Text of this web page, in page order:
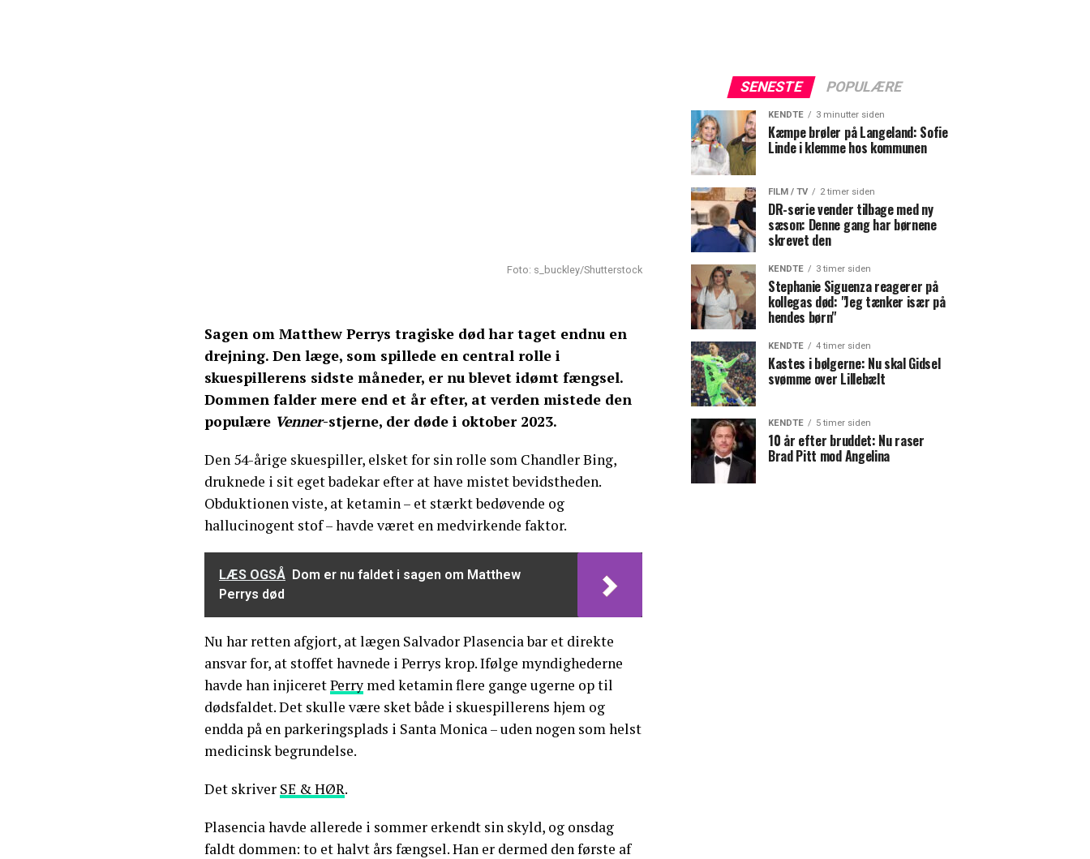
Foto: s_buckley/Shutterstock
Sagen om Matthew Perrys tragiske død har taget endnu en
drejning. Den læge, som spillede en central rolle i
skuespillerens sidste måneder, er nu blevet idømt fængsel.
Dommen falder mere end et år efter, at verden mistede den
populære Venner-stjerne, der døde i oktober 2023.
Den 54-årige skuespiller, elsket for sin rolle som Chandler Bing,
druknede i sit eget badekar efter at have mistet bevidstheden.
Obduktionen viste, at ketamin – et stærkt bedøvende og
hallucinogent stof – havde været en medvirkende faktor.
LÆS OGSÅ Dom er nu faldet i sagen om Matthew
Perrys død
Nu har retten afgjort, at lægen Salvador Plasencia bar et direkte
ansvar for, at stoffet havnede i Perrys krop. Ifølge myndighederne
havde han injiceretPerry med ketamin flere gange ugerne op til
dødsfaldet. Det skulle være sket både i skuespillerens hjem og
endda på en parkeringsplads i Santa Monica – uden nogen som helst
medicinsk begrundelse.
Det skriver SE & HØR.
Plasencia havde allerede i sommer erkendt sin skyld, og onsdag
faldt dommen: to et halvt års fængsel. Han er dermed den første af
SENESTE POPULÆRE
KENDTE 3 minutter siden
Kæmpe brøler på Langeland: Sofie
Linde i klemme hos kommunen
FILM / TV 2 timer siden
DR-serie vender tilbage med ny
sæson: Denne gang har børnene
skrevet den
KENDTE 3 timer siden
Stephanie Siguenza reagerer på
kollegas død: "Jeg tænker især på
hendes børn"
KENDTE 4 timer siden
Kastes i bølgerne: Nu skal Gidsel
svømme over Lillebælt
KENDTE 5 timer siden
10 år efter bruddet: Nu raser
Brad Pitt mod Angelina